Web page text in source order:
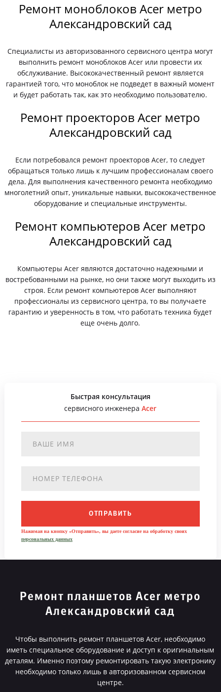
Ремонт моноблоков Acer метро
Александровский сад
Специалисты из авторизованного сервисного центра могут
выполнить ремонт моноблоков Acer или провести их
обслуживание. Высококачественный ремонт является
гарантией того, что моноблок не подведет в важный момент
и будет работать так, как это необходимо пользователю.
Ремонт проекторов Acer метро
Александровский сад
Если потребовался ремонт проекторов Acer, то следует
обращаться только лишь к лучшим профессионалам своего
дела. Для выполнения качественного ремонта необходимо
многолетний опыт, уникальные навыки, высококачественное
оборудование и специальные инструменты.
Ремонт компьютеров Acer метро
Александровский сад
Компьютеры Acer являются достаточно надежными и
востребованными на рынке, но они также могут выходить из
строя. Если ремонт компьютеров Acer выполняют
профессионалы из сервисного центра, то вы получаете
гарантию и уверенность в том, что работать техника будет
еще очень долго.
Быстрая консультация
сервисного инженераAcer
ОТПРАВИТЬ
Нажимая на кнопку «Отправить», вы даете согласие на обработку своих
персональных данных
Ремонт планшетов Acer метро
Александровский сад
Чтобы выполнить ремонт планшетов Acer, необходимо
иметь специальное оборудование и доступ к оригинальным
деталям. Именно поэтому ремонтировать такую электронику
необходимо только лишь в авторизованном сервисном
центре.